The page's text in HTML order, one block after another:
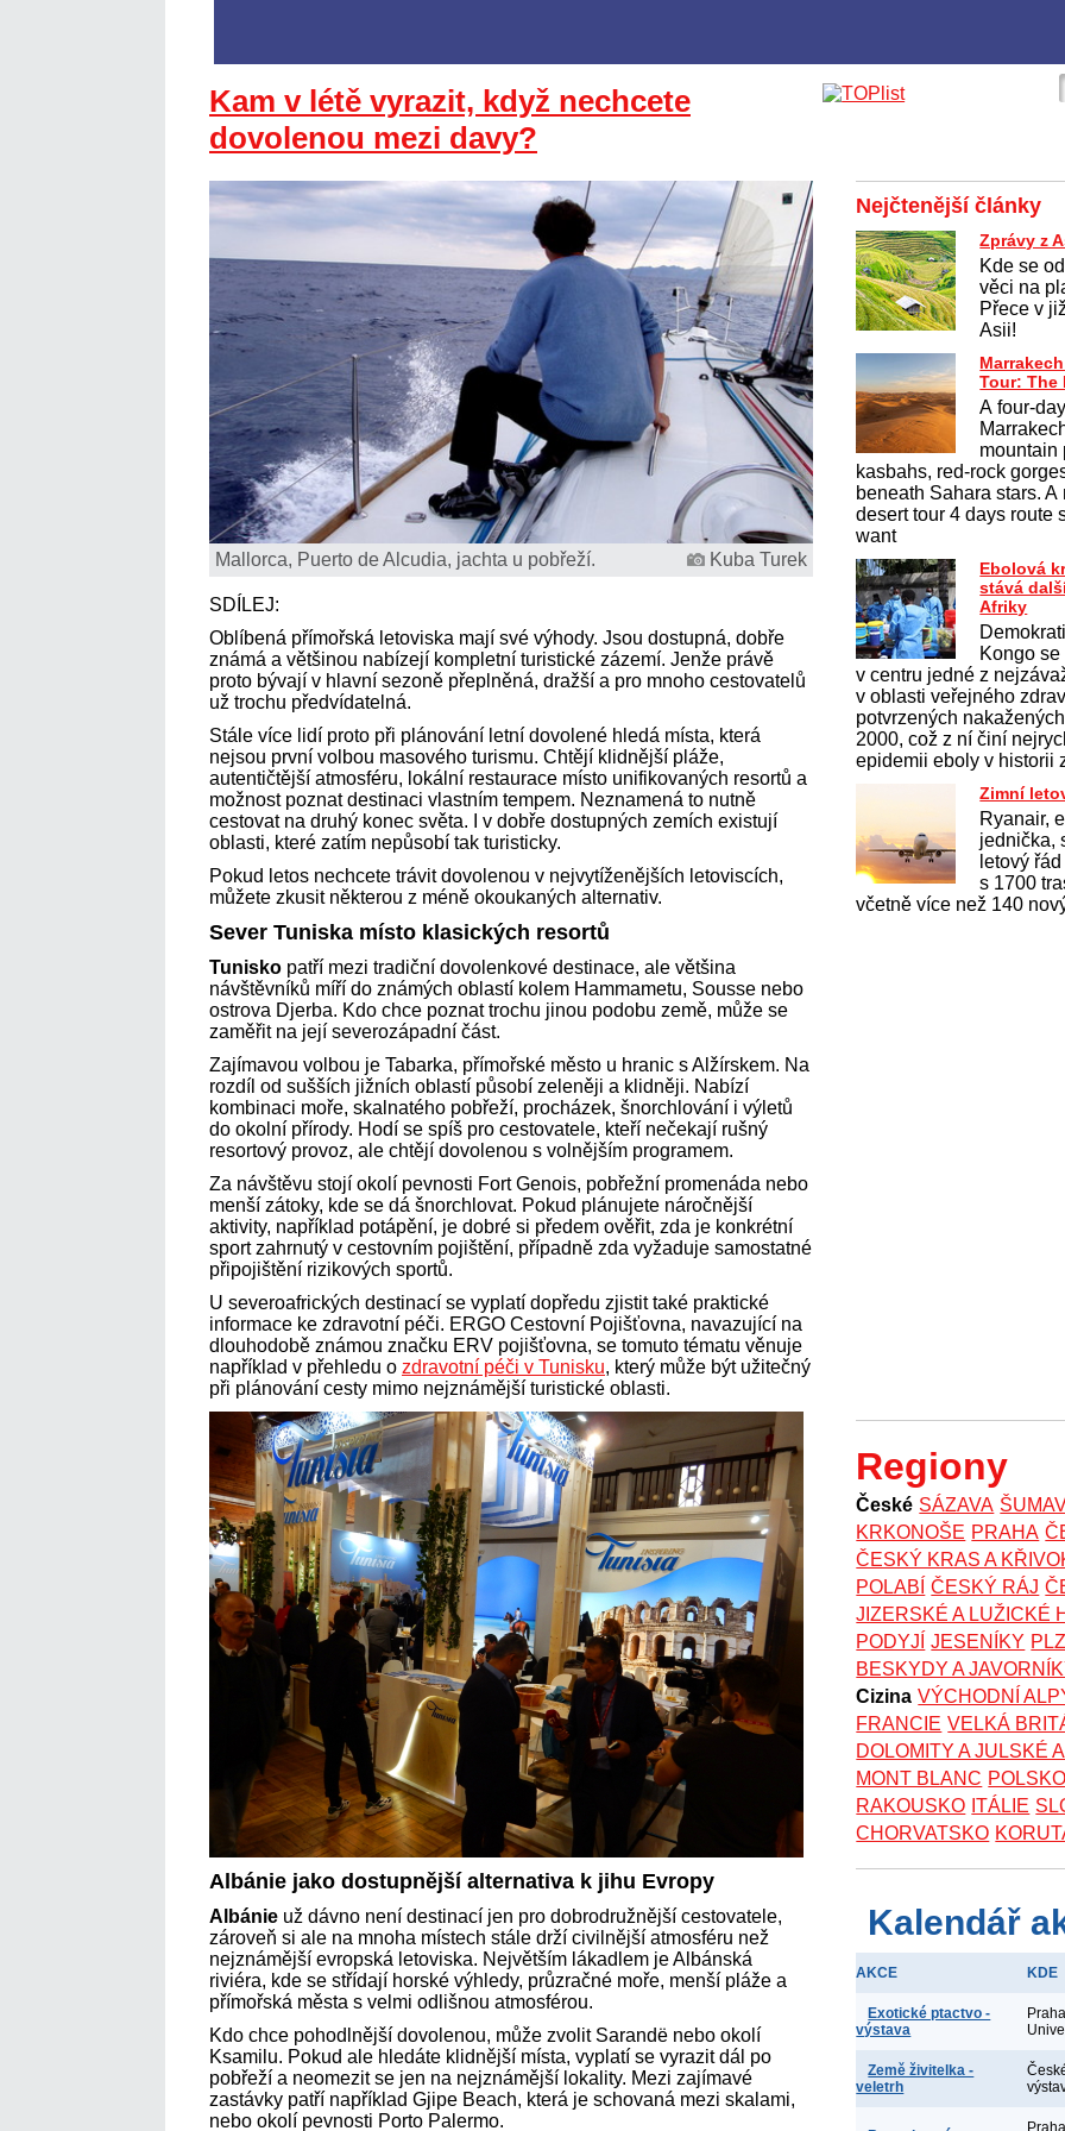
Kam v létě vyrazit, když nechcete
dovolenou mezi davy?
Mallorca, Puerto de Alcudia, jachta u pobřeží. Kuba Turek
SDÍLEJ:
Oblíbená přímořská letoviska mají své výhody. Jsou dostupná, dobře
známá a většinou nabízejí kompletní turistické zázemí. Jenže právě
proto bývají v hlavní sezoně přeplněná, dražší a pro mnoho cestovatelů
už trochu předvídatelná.
Stále více lidí proto při plánování letní dovolené hledá místa, která
nejsou první volbou masového turismu. Chtějí klidnější pláže,
autentičtější atmosféru, lokální restaurace místo unifikovaných resortů a
možnost poznat destinaci vlastním tempem. Neznamená to nutně
cestovat na druhý konec světa. I v dobře dostupných zemích existují
oblasti, které zatím nepůsobí tak turisticky.
Pokud letos nechcete trávit dovolenou v nejvytíženějších letoviscích,
můžete zkusit některou z méně okoukaných alternativ.
Sever Tuniska místo klasických resortů
Tunisko patří mezi tradiční dovolenkové destinace, ale většina
návštěvníků míří do známých oblastí kolem Hammametu, Sousse nebo
ostrova Djerba. Kdo chce poznat trochu jinou podobu země, může se
zaměřit na její severozápadní část.
Zajímavou volbou je Tabarka, přímořské město u hranic s Alžírskem. Na
rozdíl od sušších jižních oblastí působí zeleněji a klidněji. Nabízí
kombinaci moře, skalnatého pobřeží, procházek, šnorchlování i výletů
do okolní přírody. Hodí se spíš pro cestovatele, kteří nečekají rušný
resortový provoz, ale chtějí dovolenou s volnějším programem.
Za návštěvu stojí okolí pevnosti Fort Genois, pobřežní promenáda nebo
menší zátoky, kde se dá šnorchlovat. Pokud plánujete náročnější
aktivity, například potápění, je dobré si předem ověřit, zda je konkrétní
sport zahrnutý v cestovním pojištění, případně zda vyžaduje samostatné
připojištění rizikových sportů.
U severoafrických destinací se vyplatí dopředu zjistit také praktické
informace ke zdravotní péči. ERGO Cestovní Pojišťovna, navazující na
dlouhodobě známou značku ERV pojišťovna, se tomuto tématu věnuje
například v přehledu o zdravotní péči v Tunisku, který může být užitečný
při plánování cesty mimo nejznámější turistické oblasti.
Albánie jako dostupnější alternativa k jihu Evropy
Albánie už dávno není destinací jen pro dobrodružnější cestovatele,
zároveň si ale na mnoha místech stále drží civilnější atmosféru než
nejznámější evropská letoviska. Největším lákadlem je Albánská
riviéra, kde se střídají horské výhledy, průzračné moře, menší pláže a
přímořská města s velmi odlišnou atmosférou.
Kdo chce pohodlnější dovolenou, může zvolit Sarandë nebo okolí
Ksamilu. Pokud ale hledáte klidnější místa, vyplatí se vyrazit dál po
pobřeží a neomezit se jen na nejznámější lokality. Mezi zajímavé
zastávky patří například Gjipe Beach, která je schovaná mezi skalami,
nebo okolí pevnosti Porto Palermo.
Nejčtenější články
Zprávy z
Kde se
věci na
Přece v
Asii!
Tour: The
A four-
mountain
kasbahs, red-rock
beneath Sahara stars. A
desert tour 4 days route
want
Ebolová
stává
Afriky
Kongo
v centru jedné z
v oblasti veřejného
potvrzených
2000, což z ní činí
epidemii eboly v historii
Zimní
Ryanair,
jednička,
letový
s 1700
včetně více než 140
Regiony
České SÁZAVA
KRKONOŠE PRAHA
ČESKÝ KRAS A
POLABÍ
ČESKÝ RÁJ
JIZERSKÉ A LUŽICKÉ
PODYJÍ
JESENÍKY
BESKYDY A
Cizina VÝCHODNÍ
FRANCIE VELKÁ
DOLOMITY A JULSKÉ
MONT BLANC
RAKOUSKO ITÁLIE
CHORVATSKO
Kalendář
AKCE KDE
Exotické ptactvo -
výstava
Země živitelka -
veletrh